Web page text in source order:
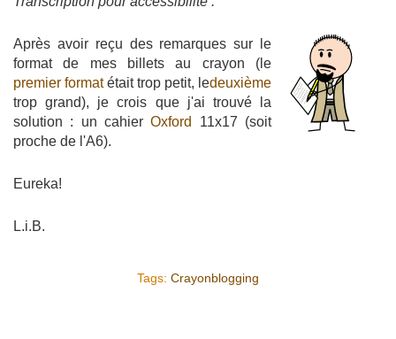
Après avoir reçu des remarques sur le
format de mes billets au crayon (le
premier formatétait trop petit, ledeuxième
trop grand), je crois que j'ai trouvé la
solution : un cahierOxford
11x17 (soit
proche de l'A6).
Eureka!
L.i.B.
Tags: Crayonblogging